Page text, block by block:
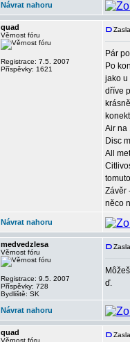
Návrat nahoru
quad
Věrnost fóru
Registrace: 7.5. 2007
Příspěvky: 1621
Pár
Po
jako u
dříve
Air na
Disc
All
Závěr
něco
Návrat nahoru
medvedzlesa
Věrnost fóru
Registrace: 9.5. 2007
Příspěvky: 728
Bydliště: SK
ď.
Návrat nahoru
quad
Věrnost fóru